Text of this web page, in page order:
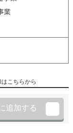
業
こちらから